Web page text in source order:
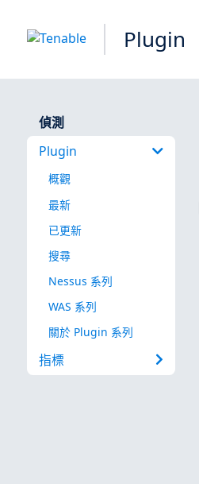
Plugin
偵測
Plugin
概觀
最新
已更新
搜尋
Nessus 系列
WAS 系列
關於 Plugin 系列
指標